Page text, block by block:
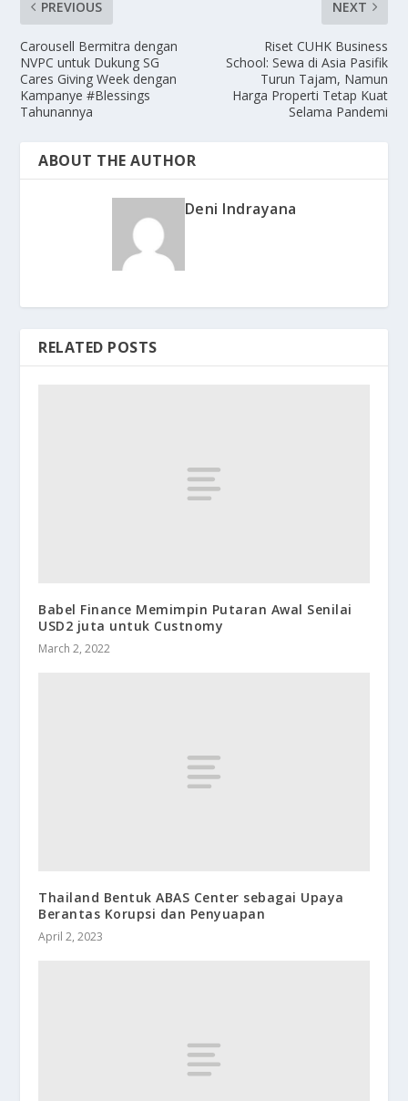
PREVIOUS
Carousell Bermitra dengan
NVPC untuk Dukung SG
Cares Giving Week dengan
Kampanye #Blessings
Tahunannya
NEXT
Riset CUHK Business
School: Sewa di Asia Pasifik
Turun Tajam, Namun
Harga Properti Tetap Kuat
Selama Pandemi
ABOUT THE AUTHOR
Deni Indrayana
RELATED POSTS
Babel Finance Memimpin Putaran Awal Senilai
USD2 juta untuk Custnomy
March 2, 2022
Thailand Bentuk ABAS Center sebagai Upaya
Berantas Korupsi dan Penyuapan
April 2, 2023